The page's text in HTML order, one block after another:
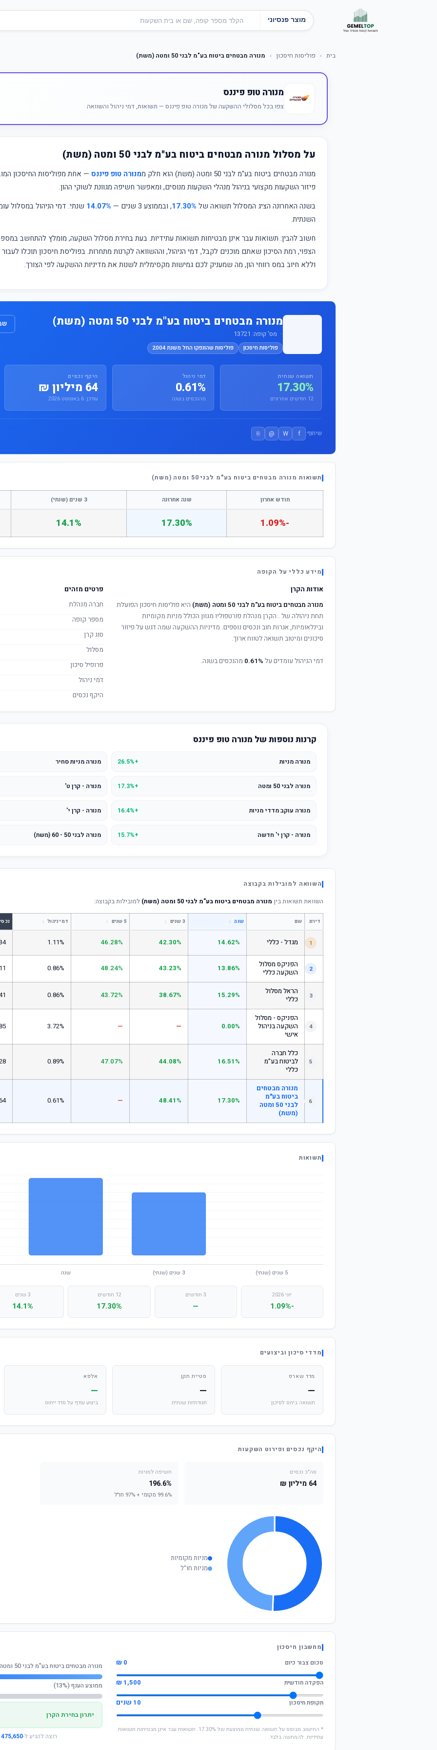
מוצר פנסיוני
בית › פוליסות חיסכון › מנורה מבטחים ביטוח בע"מ לבני 50 ומטה (משת)
מנורה טופ פיננס
צפו בכל מסלולי ההשקעה של מנורה טופ פיננס — תשואות, דמי ניהול והשוואה
על מסלול מנורה מבטחים ביטוח בע"מ לבני 50 ומטה (משת)
מנורה מבטחים ביטוח בע"מ לבני 50 ומטה (משת) הוא חלק מ מנורה טופ פיננס — אחת מפוליסות החיסכון
פיזור השקעות מקצועי בניהול מנהלי השקעות מנוסים, ומאפשר חשיפה מגוונת לשוקי ההון.
בשנה האחרונה הציג המסלול תשואה של 17.30%, ובממוצע 3 שנים — 14.07% שנתי. דמי הניהול במסלול
השנתית.
חשוב להבין: תשואות עבר אינן מבטיחות תשואות עתידיות. בעת בחירת מסלול השקעה, מומלץ להתחשב
הצפוי, רמת הסיכון שאתם מוכנים לקבל, דמי הניהול, וההשוואה לקרנות מתחרות. בפוליסת חיסכון תוכלו
וללא חיוב במס רווחי הון, מה שמעניק לכם גמישות מקסימלית לשנות את מדיניות ההשקעה לפי הצורך.
מנורה מבטחים ביטוח בע"מ לבני 50 ומטה (משת)
· מס' קופה: 13721
פוליסות חיסכון פוליסות שהונפקו החל משנת 2004
תשואה שנתית
17.30%
12 חודשים אחרונים
דמי ניהול
0.61%
מהנכסים בשנה
היקף נכסים
64 מיליון ₪
עודכן: 6 באוגוסט 2026
שיתוף: f
W
@
⎘
תשואות מנורה מבטחים ביטוח בע"מ לבני 50 ומטה (משת)
חודש אחרון שנה אחרונה 3 שנים (שנתי)
-1.09%
17.30%
14.1%
מידע כללי על הקופה
אודות הקרן
מנורה מבטחים ביטוח בע"מ לבני 50 ומטה (משת)
היא פוליסות חיסכון הפועלת
תחת ניהולה של . הקרן מנהלת פורטפוליו מגוון הכולל מניות מקומיות
ובינלאומיות, אגרות חוב ונכסים נוספים. מדיניות ההשקעה שמה דגש על פיזור
סיכונים ומיטוב תשואה לטווח ארוך.
דמי הניהול עומדים על 0.61% מהנכסים בשנה.
פרטים מזהים
חברה מנהלת
מספר קופה
סוג קרן
מסלול
פרופיל סיכון
דמי ניהול
היקף נכסים
קרנות נוספות של מנורה טופ פיננס
מנורה מניות +26.5% מנורה מניות סחיר
מנורה לבני 50 ומטה +17.3% מנורה - קרן ט'
מנורה עוקב מדדי מניות +16.4% מנורה - קרן י'
מנורה - קרן י' חדשה +15.7% מנורה לבני 50 - 60 (משת)
השוואה למובילות בקבוצה
השוואת תשואות בין מנורה מבטחים ביטוח בע"מ לבני 50 ומטה (משת) למובילות בקבוצה:
דירוג שם שנה ↕ 3 שנים ↕ 5 שנים ↕ דמי ניהול ↕
1 מגדל - כללי 14.62%
42.30%
46.28%
1.11%
2
הפניקס מסלול
השקעה כללי
13.86%
43.23%
48.24%
0.86%
3
הראל מסלול
כללי
15.29%
38.67%
43.72%
0.86%
4
הפניקס - מסלול
השקעה בניהול
אישי
0.00%
—
—
3.72%
5
כלל חברה
לביטוח בע"מ
כללי
16.51%
44.08%
47.07%
0.89%
6
מנורה מבטחים
ביטוח בע"מ
לבני 50 ומטה
(משת)
17.30%
48.41%
—
0.61%
תשואות
יוני 2026
-1.09%
3 חודשים
—
12 חודשים
17.30%
3 שנים
14.1%
מדדי סיכון וביצועים
מדד שארפ
—
תשואה ביחס לסיכון
סטיית תקן
—
תנודתיות שנתית
אלפא
—
ביצוע עודף על מדד ייחוס
היקף נכסים ופירוט השקעות
סה"כ נכסים
64 מיליון ₪
חשיפה למניות
196.6%
99.6% מקומי + 97% חו"ל
מניות מקומיות
מניות חו"ל
מחשבון חיסכון
סכום צבור כיום
0 ₪
הפקדה חודשית 1,500 ₪
תקופת חיסכון 10 שנים
* החישוב מבוסס על תשואה שנתית ממוצעת של 17.30%. תשואות עבר אינן מבטיחות תשואות
עתידיות. להמחשה בלבד.
מנורה מבטחים ביטוח בע"מ לבני 50 ומטה (משת)
ממוצע הענף (13%)
יתרון בחירת הקרן
רוצה להגיע ל-475,650 ₪